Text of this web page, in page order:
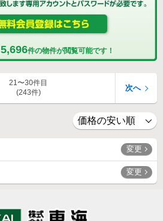
5,696件の物件が閲覧可能です！
21〜30件目
(243件)
次へ
変更
変更